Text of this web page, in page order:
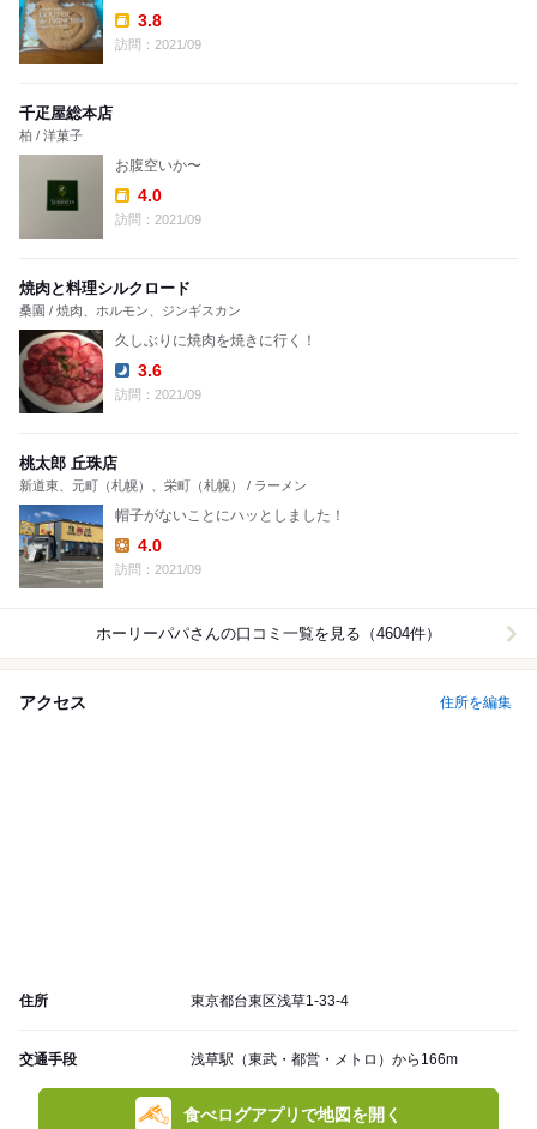
Takeout:
3.8
訪問：2021/09
千疋屋総本店
柏 / 洋菓子
お腹空いか〜
Takeout:
4.0
訪問：2021/09
焼肉と料理シルクロード
桑園 / 焼肉、ホルモン、ジンギスカン
久しぶりに焼肉を焼きに行く！
Dinner:
3.6
訪問：2021/09
桃太郎 丘珠店
新道東、元町（札幌）、栄町（札幌） / ラーメン
帽子がないことにハッとしました！
Lunch:
4.0
訪問：2021/09
ホーリーパパさんの口コミ一覧を見る（4604件）
アクセス 住所を編集
住所 東京都台東区浅草1-33-4
交通手段 浅草駅（東武・都営・メトロ）から166m
食べログアプリで地図を開く